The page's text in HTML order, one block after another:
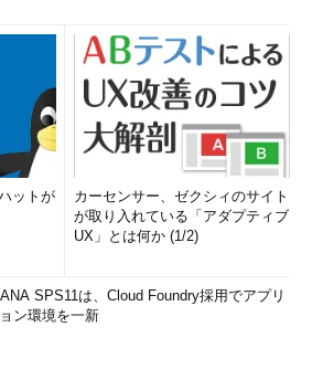
3）
ある「ハイブリッド
を有効にするかど
PCの場合は、「バ
の2つのプロファイ
ットが
カーセンサー、ゼクシィのサイト
が取り入れている「アダプティブ
UX」とは何か (1/2)
SPS11は、Cloud Foundry採用でアプリ
ン環境を一新